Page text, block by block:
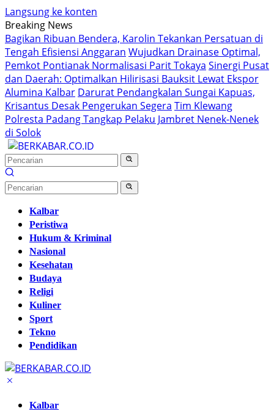
Langsung ke konten
Breaking News
Bagikan Ribuan Bendera, Karolin Tekankan Persatuan di
Tengah Efisiensi Anggaran Wujudkan Drainase Optimal,
Pemkot Pontianak Normalisasi Parit Tokaya Sinergi Pusat
dan Daerah: Optimalkan Hilirisasi Bauksit Lewat Ekspor
Alumina Kalbar Darurat Pendangkalan Sungai Kapuas,
Krisantus Desak Pengerukan Segera Tim Klewang
Polresta Padang Tangkap Pelaku Jambret Nenek-Nenek
di Solok
Kalbar
Peristiwa
Hukum & Kriminal
Nasional
Kesehatan
Budaya
Religi
Kuliner
Sport
Tekno
Pendidikan
Kalbar